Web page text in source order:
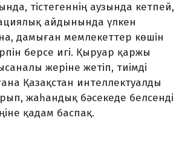
тістегеннің аузында кетпей,
айдынында үлкен
дамыған мемлекеттер көшін
берсе игі. Қыруар қаржы
жеріне жетіп, тиімді
Қазақстан интеллектуалды
жаһандық бәсекеде белсенді
қадам баспақ.